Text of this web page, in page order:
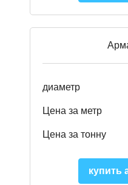
диаметр
Цена за метр
Цена за тонну
купить